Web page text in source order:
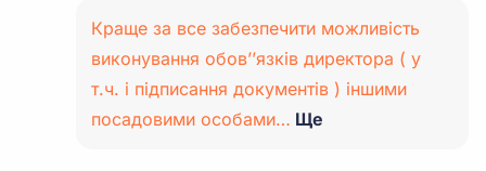
Краще за все забезпечити можливість
виконування обов’’язків директора ( у
т.ч. і підписання документів ) іншими
посадовими особами… Ще